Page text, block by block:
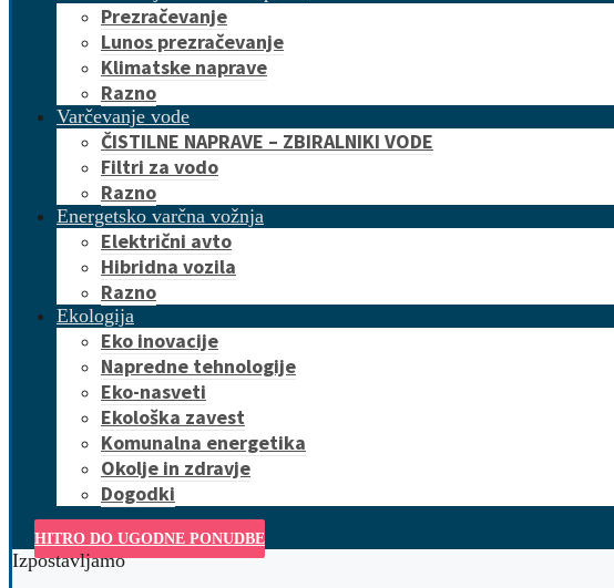
Prezračevanje
Lunos prezračevanje
Klimatske naprave
Razno
Varčevanje vode
ČISTILNE NAPRAVE – ZBIRALNIKI VODE
Filtri za vodo
Razno
Energetsko varčna vožnja
Električni avto
Hibridna vozila
Razno
Ekologija
Eko inovacije
Napredne tehnologije
Eko-nasveti
Ekološka zavest
Komunalna energetika
Okolje in zdravje
Dogodki
HITRO DO UGODNE PONUDBE
Izpostavljamo